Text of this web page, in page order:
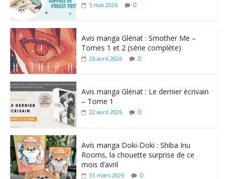
5 mai 2026 0
Avis manga Glénat : Smother Me –
Tomes 1 et 2 (série complète)
26 avril 2026 0
Avis manga Glénat : Le dernier écrivain
– Tome 1
22 avril 2026 0
Avis manga Doki-Doki : Shiba Inu
Rooms, la chouette surprise de ce
mois d’avril
31 mars 2026 0